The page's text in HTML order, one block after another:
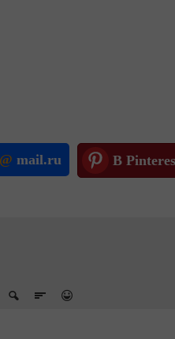
@ mail.ru В